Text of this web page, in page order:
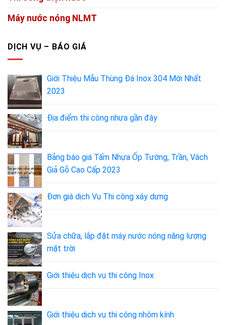
Máy nước nóng NLMT
DỊCH VỤ – BÁO GIÁ
Giới Thiệu Mẫu Thùng Đá Inox 304 Mới Nhất
2023
Địa điểm thi công nhựa gần đây
Bảng báo giá Tấm Nhựa Ốp Tường, Trần, Vách
Giả Gỗ Cao Cấp 2023
Đơn giá dịch Vụ Thi công xây dựng
Sửa chữa, lắp đặt máy nước nóng năng lượng
mặt trời
Giới thiệu dịch vụ thi công Inox
Giới thiệu dịch vụ thi công nhôm kính